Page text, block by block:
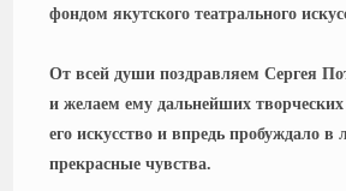
фондом якутского театрального
От всей души поздравляем Сергея
и желаем ему дальнейших
его искусство и впредь пробуждало в
прекрасные чувства.